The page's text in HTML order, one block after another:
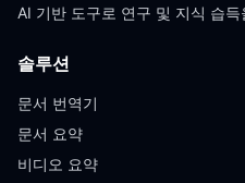
AI 기반 도구로 연구 및 지식 습득
솔루션
문서 번역기
문서 요약
비디오 요약